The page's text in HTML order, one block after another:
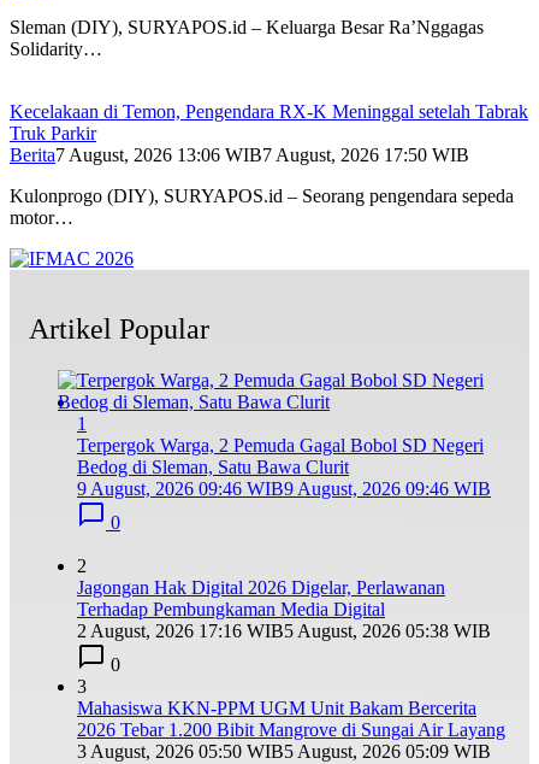
Sleman (DIY), SURYAPOS.id – Keluarga Besar Ra’Nggagas
Solidarity…
Kecelakaan di Temon, Pengendara RX-K Meninggal setelah Tabrak
Truk Parkir
Berita7 August, 2026 13:06 WIB7 August, 2026 17:50 WIB
Kulonprogo (DIY), SURYAPOS.id – Seorang pengendara sepeda
motor…
Artikel Popular
1
Terpergok Warga, 2 Pemuda Gagal Bobol SD Negeri
Bedog di Sleman, Satu Bawa Clurit
9 August, 2026 09:46 WIB9 August, 2026 09:46 WIB
0
2
Jagongan Hak Digital 2026 Digelar, Perlawanan
Terhadap Pembungkaman Media Digital
2 August, 2026 17:16 WIB5 August, 2026 05:38 WIB
0
3
Mahasiswa KKN-PPM UGM Unit Bakam Bercerita
2026 Tebar 1.200 Bibit Mangrove di Sungai Air Layang
3 August, 2026 05:50 WIB5 August, 2026 05:09 WIB